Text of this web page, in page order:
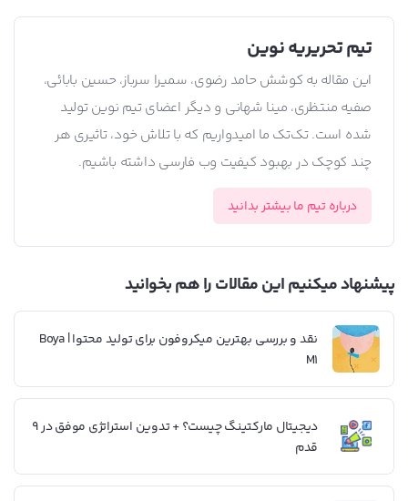
تیم تحریریه نوین
این مقاله به کوشش حامد رضوی، سمیرا سرباز، حسین بابائی،
صفیه منتظری، مینا شهانی و دیگر اعضای تیم نوین تولید
شده است. تک‌تک ما امیدواریم که با تلاش خود، تاثیری هر
چند کوچک در بهبود کیفیت وب فارسی داشته باشیم.
درباره تیم ما بیشتر بدانید
پیشنهاد میکنیم این مقالات را هم بخوانید
نقد و بررسی بهترین میکروفون برای تولید محتوا | Boya
M1
دیجیتال مارکتینگ چیست؟ + تدوین استراتژی موفق در 9
قدم